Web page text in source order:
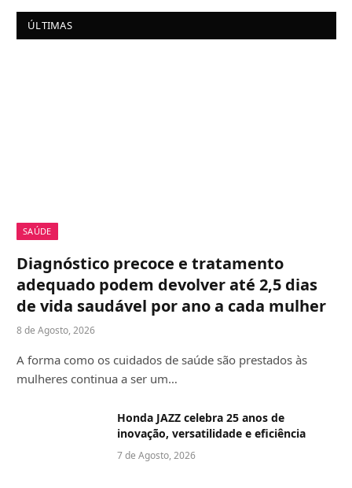
ÚLTIMAS
SAÚDE
Diagnóstico precoce e tratamento
adequado podem devolver até 2,5 dias
de vida saudável por ano a cada mulher
8 de Agosto, 2026
A forma como os cuidados de saúde são prestados às
mulheres continua a ser um…
Honda JAZZ celebra 25 anos de
inovação, versatilidade e eficiência
7 de Agosto, 2026